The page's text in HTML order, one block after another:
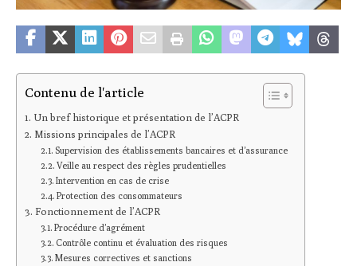
Contenu de l'article
Un bref historique et présentation de l’ACPR
Missions principales de l’ACPR
Supervision des établissements bancaires et d’assurance
Veille au respect des règles prudentielles
Intervention en cas de crise
Protection des consommateurs
Fonctionnement de l’ACPR
Procédure d’agrément
Contrôle continu et évaluation des risques
Mesures correctives et sanctions